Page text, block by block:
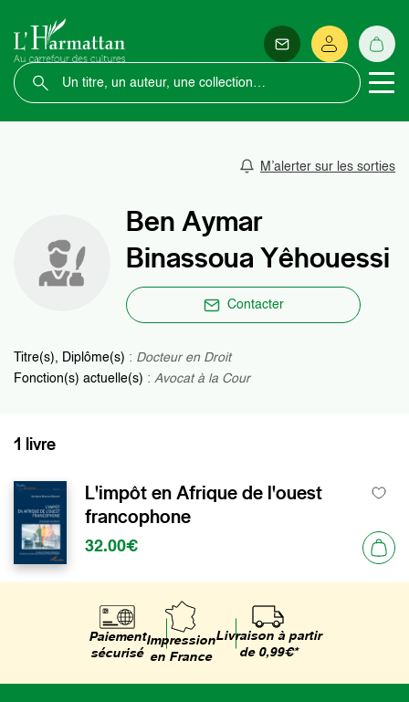
M’alerter sur les sorties
Ben Aymar
Binassoua Yêhouessi
Contacter
Titre(s), Diplôme(s) : Docteur en Droit
Fonction(s) actuelle(s) : Avocat à la Cour
1 livre
L'impôt en Afrique de l'ouest
francophone
32.00€
Paiement
sécurisé
Impression
en France
Livraison à partir
de 0,99€*